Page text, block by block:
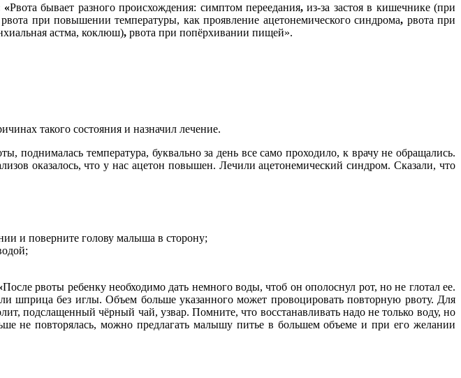
«Рвота бывает разного происхождения: симптом переедания,из-за застоя в кишечнике (при
рвота при повышении температуры, как проявление ацетонемического синдрома, рвота при
астма, коклюш), рвота при попёрхивании пищей».
такого состояния и назначил лечение.
поднималась температура, буквально за день все само проходило, к врачу не обращались.
оказалось, что у нас ацетон повышен. Лечили ацетонемический синдром. Сказали, что
и поверните голову малыша в сторону;
После рвоты ребенку необходимо дать немного воды, чтоб он ополоснул рот, но не глотал ее.
без иглы. Объем больше указанного может провоцировать повторную рвоту. Для
подслащенный чёрный чай, узвар. Помните, что восстанавливать надо не только воду, но
не повторялась, можно предлагать малышу питье в большем объеме и при его желании